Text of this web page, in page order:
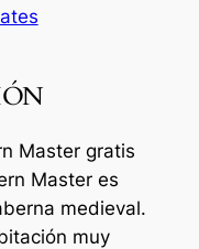
Master gratis
Master es
medieval.
muy